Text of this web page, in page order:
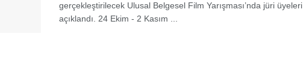
gerçekleştirilecek Ulusal Belgesel Film Yarışması’nda jüri üyeleri
açıklandı. 24 Ekim - 2 Kasım ...